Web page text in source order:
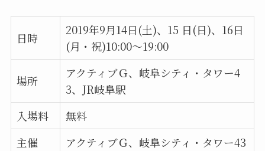
日時
2019年9月14日(土)、15 日(日)、16日
(月・祝)10:00～19:00
場所
アクティブＧ、岐阜シティ・タワー4
3、JR岐阜駅
入場料
無料
主催
アクティブＧ、岐阜シティ・タワー43